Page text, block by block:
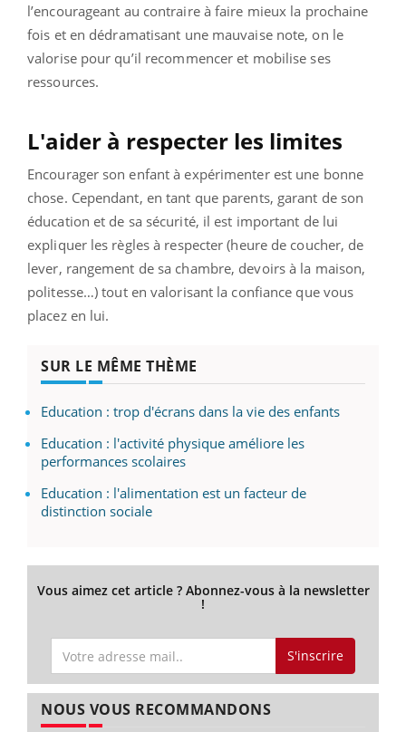
l’encourageant au contraire à faire mieux la prochaine
fois et en dédramatisant une mauvaise note, on le
valorise pour qu’il recommencer et mobilise ses
ressources.
L'aider à respecter les limites
Encourager son enfant à expérimenter est une bonne
chose. Cependant, en tant que parents, garant de son
éducation et de sa sécurité, il est important de lui
expliquer les règles à respecter (heure de coucher, de
lever, rangement de sa chambre, devoirs à la maison,
politesse…) tout en valorisant la confiance que vous
placez en lui.
SUR LE MÊME THÈME
Education : trop d'écrans dans la vie des enfants
Education : l'activité physique améliore les
performances scolaires
Education : l'alimentation est un facteur de
distinction sociale
Vous aimez cet article ? Abonnez-vous à la newsletter
!
S'inscrire
NOUS VOUS RECOMMANDONS